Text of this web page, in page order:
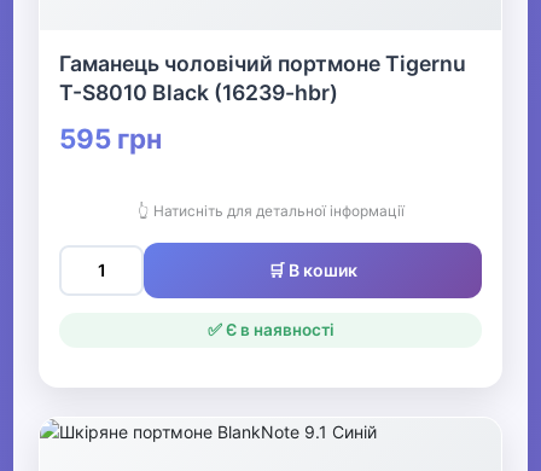
Гаманець чоловічий портмоне Tigernu
T-S8010 Black (16239-hbr)
595 грн
👆 Натисніть для детальної інформації
🛒 В кошик
✅ Є в наявності